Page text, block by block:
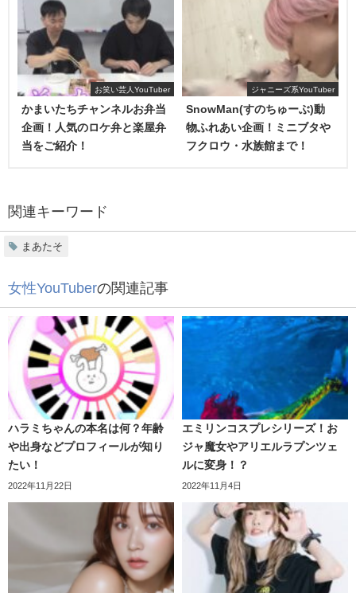
牛くんがメインキャラクターになっています！
ブランド立ち上げのきっかけ
えっちゃん
YouTuberボンボンTVのえっちゃんも購入していました！
お笑い芸人YouTuber
かまいたちチャンネルお弁当
企画！人気のロケ弁と楽屋弁
当をご紹介！
ジャニーズ系YouTuber
SnowMan(すのちゅーぶ)動
物ふれあい企画！ミニブタや
フクロウ・水族館まで！
関連キーワード
まあたそ
女性YouTuberの関連記事
ハラミちゃんの本名は何？年齢
や出身などプロフィールが知り
たい！
2022年11月22日
エミリンコスプレシリーズ！お
ジャ魔女やアリエルラプンツェ
ルに変身！？
2022年11月4日